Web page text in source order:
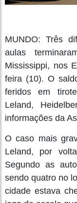
MUNDO: Três
aulas
Mississippi, nos
feira (10). O
feridos em
Leland,
informações da
O caso mais
Leland, por
Segundo as
sendo quatro no
cidade estava